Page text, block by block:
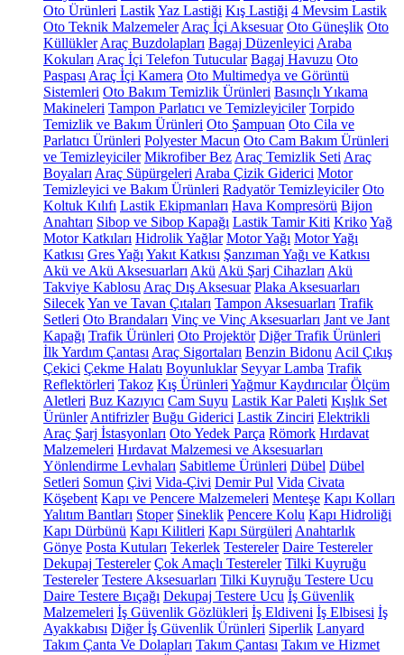
Oto Ürünleri LastikYaz Lastiği Kış Lastiği 4 Mevsim Lastik
Oto Teknik Malzemeler Araç İçi Aksesuar Oto Güneşlik Oto
Küllükler Araç Buzdolapları Bagaj Düzenleyici Araba
Kokuları Araç İçi Telefon Tutucular Bagaj Havuzu Oto
Paspası Araç İçi Kamera Oto Multimedya ve Görüntü
Sistemleri Oto Bakım Temizlik Ürünleri Basınçlı Yıkama
Makineleri Tampon Parlatıcı ve Temizleyiciler Torpido
Temizlik ve Bakım Ürünleri Oto Şampuan Oto Cila ve
Parlatıcı Ürünleri Polyester Macun Oto Cam Bakım Ürünleri
ve Temizleyiciler Mikrofiber Bez Araç Temizlik Seti Araç
Boyaları Araç Süpürgeleri Araba Çizik Giderici Motor
Temizleyici ve Bakım Ürünleri Radyatör Temizleyiciler Oto
Koltuk Kılıfı Lastik Ekipmanları Hava Kompresörü Bijon
Anahtarı Sibop ve Sibop Kapağı Lastik Tamir Kiti KrikoYağ
Motor Katkıları Hidrolik Yağlar Motor Yağı Motor Yağı
Katkısı Gres Yağı Yakıt Katkısı Şanzıman Yağı ve Katkısı
Akü ve Akü Aksesuarları Akü Akü Şarj Cihazları Akü
Takviye Kablosu Araç Dış Aksesuar Plaka Aksesuarları
SilecekYan ve Tavan Çıtaları Tampon Aksesuarları Trafik
Setleri Oto Brandaları Vinç ve Vinç Aksesuarları Jant ve Jant
Kapağı Trafik Ürünleri Oto Projektör Diğer Trafik Ürünleri
İlk Yardım Çantası Araç Sigortaları Benzin Bidonu Acil Çıkış
Çekici Çekme Halatı Boyunluklar Seyyar Lamba Trafik
Reflektörleri Takoz Kış Ürünleri Yağmur Kaydırıcılar Ölçüm
Aletleri Buz Kazıyıcı Cam Suyu Lastik Kar Paleti Kışlık Set
Ürünler Antifrizler Buğu Giderici Lastik Zinciri Elektrikli
Araç Şarj İstasyonları Oto Yedek Parça Römork Hırdavat
Malzemeleri Hırdavat Malzemesi ve Aksesuarları
Yönlendirme Levhaları Sabitleme Ürünleri Dübel Dübel
Setleri Somun Çivi Vida-Çivi Demir Pul Vida Civata
Köşebent Kapı ve Pencere Malzemeleri Menteşe Kapı Kolları
Yalıtım Bantları Stoper Sineklik Pencere Kolu Kapı Hidroliği
Kapı Dürbünü Kapı Kilitleri Kapı Sürgüleri Anahtarlık
Gönye Posta Kutuları Tekerlek Testereler Daire Testereler
Dekupaj Testereler Çok Amaçlı Testereler Tilki Kuyruğu
Testereler Testere Aksesuarları Tilki Kuyruğu Testere Ucu
Daire Testere Bıçağı Dekupaj Testere Ucu İş Güvenlik
Malzemeleri İş Güvenlik Gözlükleri İş Eldiveni İş Elbisesi İş
Ayakkabısı Diğer İş Güvenlik Ürünleri Siperlik Lanyard
Takım Çanta Ve Dolapları Takım Çantası Takım ve Hizmet